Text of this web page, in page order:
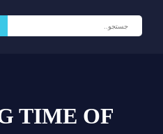
جستجو
برای:
TIME OF …